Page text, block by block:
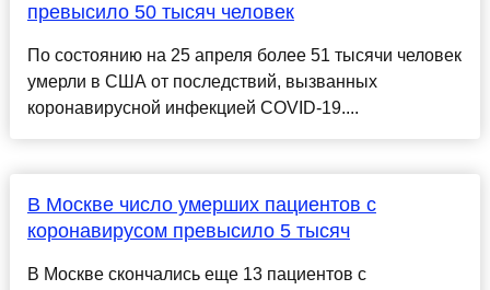
превысило 50 тысяч человек
По состоянию на 25 апреля более 51 тысячи человек
умерли в США от последствий, вызванных
коронавирусной инфекцией COVID-19....
В Москве число умерших пациентов с
коронавирусом превысило 5 тысяч
В Москве скончались еще 13 пациентов с